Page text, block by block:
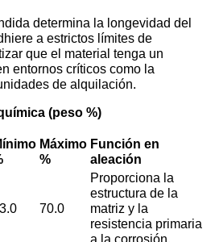
determina la longevidad del
a estrictos límites de
que el material tenga un
entornos críticos como la
de alquilación.
(peso %)
Máximo
%
Función en
aleación
70.0
Proporciona la
estructura de la
matriz y la
resistencia primaria
a la corrosión.